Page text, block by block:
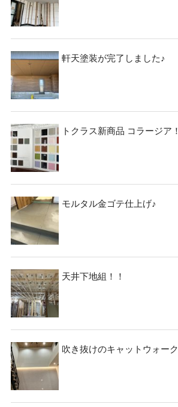
軒天塗装が完了しました♪
トクラス新商品 コラージア！
モルタル金ゴテ仕上げ♪
天井下地組！！
吹き抜けのキャットウォー
検
索:
本気注文住宅なら群馬の工務店｜楽屋（がくや）
お問い合わせ
楽屋トップ アクセス